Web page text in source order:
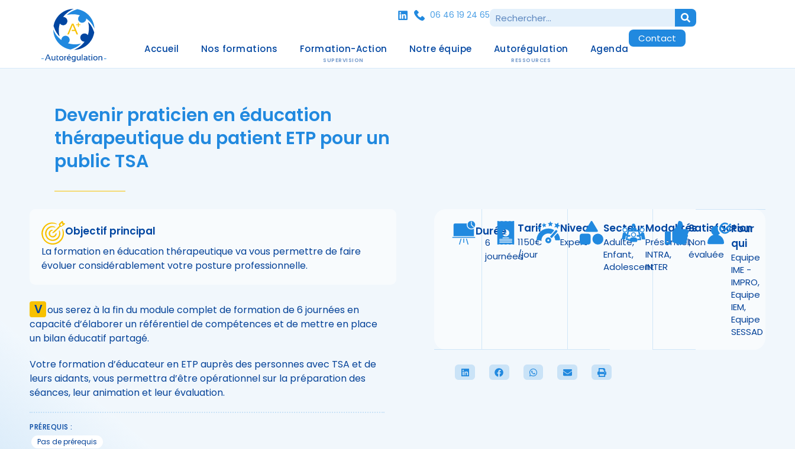
06 46 19 24 65
Accueil Nos formations Formation-Action
SUPERVISION
Notre équipe Autorégulation
RESSOURCES
Agenda
Contact
Devenir praticien en éducation
thérapeutique du patient ETP pour un
public TSA
Objectif principal
La formation en éducation thérapeutique va vous permettre de faire
évoluer considérablement votre posture professionnelle.
V ous serez à la fin du module complet de formation de 6 journées en
capacité d’élaborer un référentiel de compétences et de mettre en place
un bilan éducatif partagé.
Votre formation d’éducateur en ETP auprès des personnes avec TSA et de
leurs aidants, vous permettra d’être opérationnel sur la préparation des
séances, leur animation et leur évaluation.
PRÉREQUIS :
Pas de prérequis
Durée
6
journées
Tarif
1150€
/jour
Niveau
Expert
Secteur
Adulte,
Enfant,
Adolescent
Modalités
Présentiel,
INTRA,
INTER
Satisfaction
Non
évaluée
Pour
qui
Equipe
IME -
IMPRO,
Equipe
IEM,
Equipe
SESSAD